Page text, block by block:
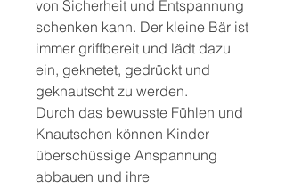
von Sicherheit und Entspannung
schenken kann. Der kleine Bär ist
immer griffbereit und lädt dazu
ein, geknetet, gedrückt und
geknautscht zu werden.
Durch das bewusste Fühlen und
Knautschen können Kinder
überschüssige Anspannung
abbauen und ihre